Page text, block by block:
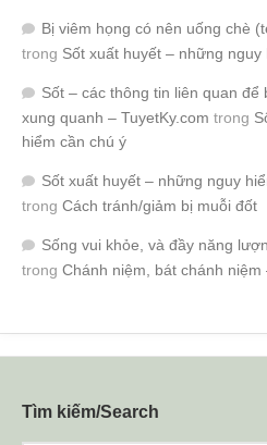
Bị viêm họng có nên uống chè
trong Sốt xuất huyết – những nguy
Sốt – các thông tin liên quan
xung quanh – TuyetKy.com trong
hiểm cần chú ý
Sốt xuất huyết – những nguy
trong Cách tránh/giảm bị muỗi đốt
Sống vui khỏe, và đầy năng
trong Chánh niệm, bát chánh niệm
Tìm kiếm/Search